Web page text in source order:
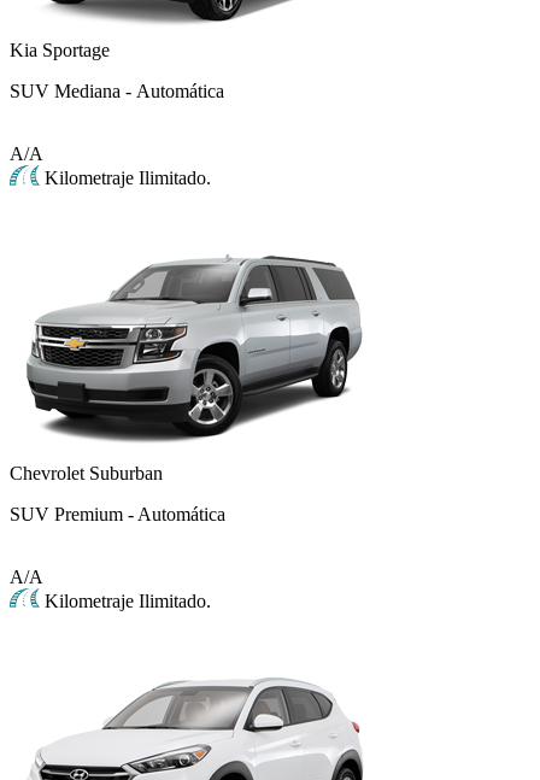
Kia Sportage
SUV Mediana - Automática
A/A
Kilometraje Ilimitado.
Chevrolet Suburban
SUV Premium - Automática
A/A
Kilometraje Ilimitado.